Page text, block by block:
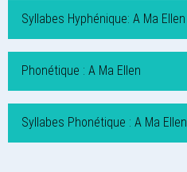
Syllabes Hyphénique: A Ma Ellen
Phonétique : A Ma Ellen
Syllabes Phonétique : A Ma Ellen